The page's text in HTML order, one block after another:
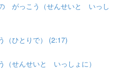
がっこう（せんせいと いっし
（ひとりで） (2:17)
（せんせいと いっしょに）